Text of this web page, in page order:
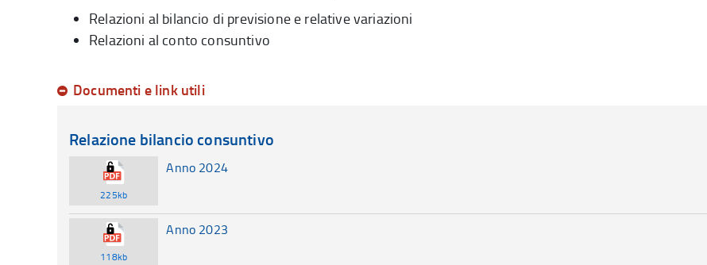
Relazioni al bilancio di previsione e relative variazioni
Relazioni al conto consuntivo
Documenti e link utili
Relazione bilancio consuntivo
225kb
Anno 2024
118kb
Anno 2023